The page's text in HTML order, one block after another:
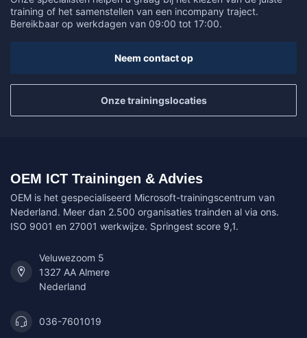
training of het samenstellen van een incompany traject.
Bereikbaar op werkdagen van 09:00 tot 17:00.
Neem contact op
Onze trainingslocaties
OEM ICT Trainingen & Advies
OEM is het gespecialiseerd Microsoft-trainingscentrum van
Nederland. Meer dan 2.500 organisaties trainden al via ons.
ISO 9001 en 27001 werkwijze. Springest score 9,1.
Veluwezoom 5
1327 AA Almere
Nederland
036-7601019